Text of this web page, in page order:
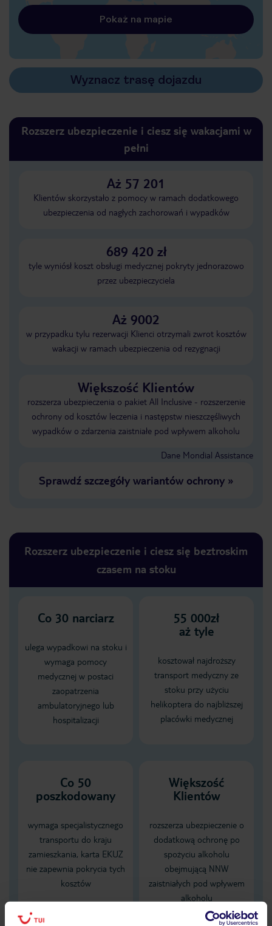
Pokaż na mapie
Wyznacz trasę dojazdu
Rozszerz ubezpieczenie i ciesz się wakacjami w
pełni
Aż 57 201
Klientów skorzystało z pomocy w ramach dodatkowego
ubezpieczenia od nagłych zachorowań i wypadków
689 420 zł
tyle wyniósł koszt obsługi medycznej pokryty jednorazowo
przez ubezpieczyciela
Aż 9002
w przypadku tylu rezerwacji Klienci otrzymali zwrot kosztów
wakacji w ramach ubezpieczenia od rezygnacji
Większość Klientów
rozszerza ubezpieczenia o pakiet All Inclusive - rozszerzenie
ochrony od kosztów leczenia i następstw nieszczęśliwych
wypadków o zdarzenia zaistniałe pod wpływem alkoholu
Dane Mondial Assistance
Sprawdź szczegóły wariantów ochrony»
Rozszerz ubezpieczenie i ciesz się beztroskim
czasem na stoku
Co 30 narciarz
ulega wypadkowi na stoku i
wymaga pomocy
medycznej w postaci
zaopatrzenia
ambulatoryjnego lub
hospitalizacji
55 000zł
aż tyle
kosztował najdroższy
transport medyczny ze
stoku przy użyciu
helikoptera do najbliższej
placówki medycznej
Co 50
poszkodowany
wymaga specjalistycznego
transportu do kraju
zamieszkania, karta EKUZ
nie zapewnia pokrycia tych
kosztów
Większość
Klientów
rozszerza ubezpieczenie o
dodatkową ochronę po
spożyciu alkoholu
obejmującą NNW
zaistniałych pod wpływem
alkoholu